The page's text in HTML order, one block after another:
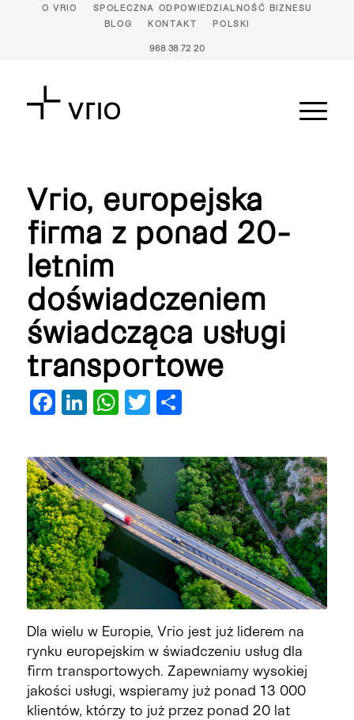
O VRIO
SPOŁECZNA ODPOWIEDZIALNOŚĆ BIZNESU
BLOG
KONTAKT POLSKI
968 38 72 20
Vrio, europejska
firma z ponad 20-
letnim
doświadczeniem
świadcząca usługi
transportowe
Facebook
LinkedIn
WhatsApp
Twitter
Share
Dla wielu w Europie, Vrio jest już liderem na
rynku europejskim w świadczeniu usług dla
firm transportowych. Zapewniamy wysokiej
jakości usługi, wspieramy już ponad 13 000
klientów, którzy to już przez ponad 20 lat